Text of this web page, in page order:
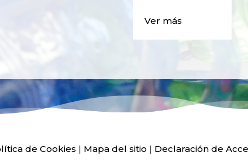
Ver más
de Cookies | Mapa del sitio | Declaración de